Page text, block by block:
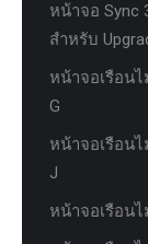
หน้าจอ Sync
สำหรับ
หน้าจอเรือนไ
G
หน้าจอเรือนไ
J
หน้าจอเรือนไ